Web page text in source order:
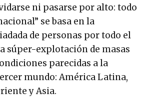
ni pasarse por alto: todo
se basa en la
de personas por todo el
súper-explotación de masas
parecidas a la
mundo: América Latina,
y Asia.